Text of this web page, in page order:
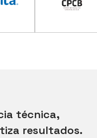
técnica,
resultados.